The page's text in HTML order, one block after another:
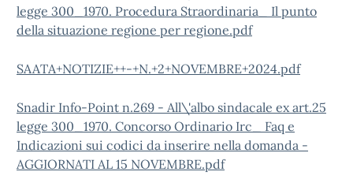
legge 300_1970. Procedura Straordinaria_ Il punto
della situazione regione per regione.pdf
SAATA+NOTIZIE++-+N.+2+NOVEMBRE+2024.pdf
Snadir Info-Point n.269 - All\'albo sindacale ex art.25
legge 300_1970. Concorso Ordinario Irc_ Faq e
Indicazioni sui codici da inserire nella domanda -
AGGIORNATI AL 15 NOVEMBRE.pdf